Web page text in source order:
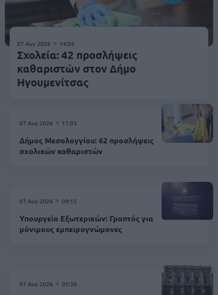
07 Αυγ 2026 14:04
Σχολεία: 42 προσλήψεις
καθαριστών στον Δήμο
Ηγουμενίτσας
07 Αυγ 2026 11:03
Δήμος Μεσολογγίου: 62 προσλήψεις
σχολικών καθαριστών
07 Αυγ 2026 09:15
Υπουργείο Εξωτερικών: Γραπτός για
μόνιμους εμπειρογνώμονες
07 Αυγ 2026 05:30